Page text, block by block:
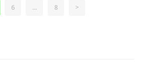
6 ... 8 >